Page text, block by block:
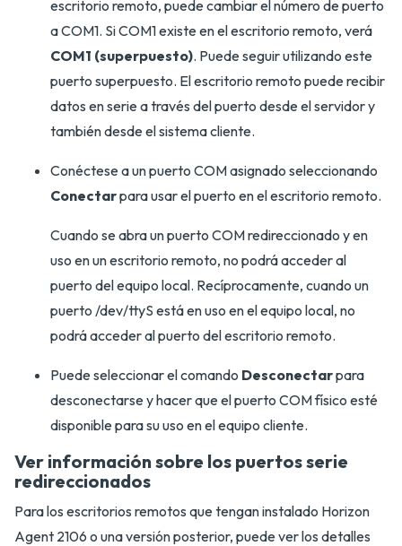
escritorio remoto, puede cambiar el número de puerto
a COM1. Si COM1 existe en el escritorio remoto, verá
COM1 (superpuesto). Puede seguir utilizando este
puerto superpuesto. El escritorio remoto puede recibir
datos en serie a través del puerto desde el servidor y
también desde el sistema cliente.
Conéctese a un puerto COM asignado seleccionando
Conectarpara usar el puerto en el escritorio remoto.
Cuando se abra un puerto COM redireccionado y en
uso en un escritorio remoto, no podrá acceder al
puerto del equipo local. Recíprocamente, cuando un
puerto /dev/ttyS está en uso en el equipo local, no
podrá acceder al puerto del escritorio remoto.
Puede seleccionar el comando Desconectarpara
desconectarse y hacer que el puerto COM físico esté
disponible para su uso en el equipo cliente.
Ver información sobre los puertos serie
redireccionados
Para los escritorios remotos que tengan instalado Horizon
Agent 2106 o una versión posterior, puede ver los detalles